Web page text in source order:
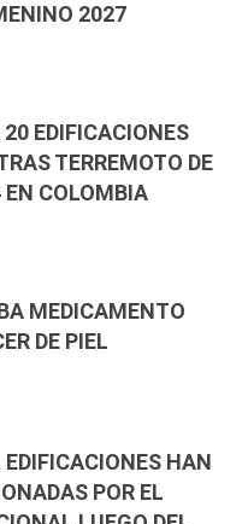
2027
EDIFICACIONES
TERREMOTO DE
COLOMBIA
MEDICAMENTO
DE PIEL
HAN
POR EL